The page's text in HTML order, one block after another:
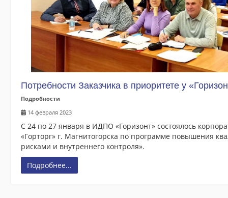
Потребности Заказчика в приоритете у
Подробности
14 февраля 2023
С 24 по 27 января в ИДПО «Горизонт» состоялось
«Горторг» г. Магнитогорска по программе повышения
рисками и внутреннего контроля».
Подробнее...